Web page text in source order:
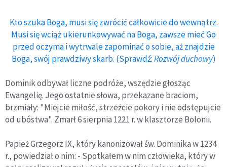
Kto szuka Boga, musi się zwrócić całkowicie do wewnątrz.
Musi się wciąż ukierunkowywać na Boga, zawsze mieć Go
przed oczyma i wytrwale zapominać o sobie, aż znajdzie
Boga, swój prawdziwy skarb. (Sprawdź:Rozwój duchowy)
Dominik odbywał liczne podróże, wszędzie głosząc
Ewangelię. Jego ostatnie słowa, przekazane braciom,
brzmiały: "Miejcie miłość, strzeżcie pokory i nie odstępujcie
od ubóstwa". Zmarł 6 sierpnia 1221 r. w klasztorze Bolonii.
Papież Grzegorz IX, który kanonizował św. Dominika w 1234
r., powiedział o nim: - Spotkałem w nim człowieka, który w